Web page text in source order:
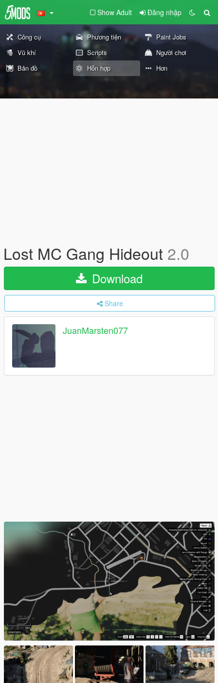
Show Adult Đăng nhập
Công cụ Phương tiện
Paint Jobs
Vũ khí
Scripts
Người chơi
Bản đồ
Hỗn hợp Hơn
Lost MC Gang Hideout 2.0
Download
Share
JuanMarsten077